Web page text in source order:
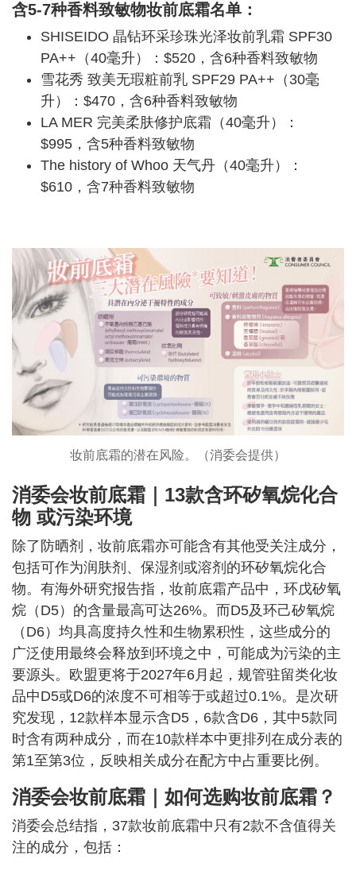
含5-7种香料致敏物妆前底霜名单：
SHISEIDO 晶钻环采珍珠光泽妆前乳霜 SPF30
PA++（40毫升）：$520，含6种香料致敏物
雪花秀 致美无瑕粧前乳 SPF29 PA++（30毫
升）：$470，含6种香料致敏物
LA MER 完美柔肤修护底霜（40毫升）：
$995，含5种香料致敏物
The history of Whoo 天气丹（40毫升）：
$610，含7种香料致敏物
妆前底霜的潜在风险。（消委会提供）
消委会妆前底霜｜13款含环矽氧烷化合
物 或污染环境
除了防晒剂，妆前底霜亦可能含有其他受关注成分，
包括可作为润肤剂、保湿剂或溶剂的环矽氧烷化合
物。有海外研究报告指，妆前底霜产品中，环戊矽氧
烷（D5）的含量最高可达26%。而D5及环己矽氧烷
（D6）均具高度持久性和生物累积性，这些成分的
广泛使用最终会释放到环境之中，可能成为污染的主
要源头。欧盟更将于2027年6月起，规管驻留类化妆
品中D5或D6的浓度不可相等于或超过0.1%。是次研
究发现，12款样本显示含D5，6款含D6，其中5款同
时含有两种成分，而在10款样本中更排列在成分表的
第1至第3位，反映相关成分在配方中占重要比例。
消委会妆前底霜｜如何选购妆前底霜？
消委会总结指，37款妆前底霜中只有2款不含值得关
注的成分，包括：